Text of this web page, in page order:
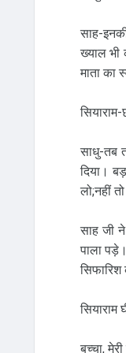
साह-
ख्याल भी
माता का
साधु-तब
दिया।
लो;नहीं
साह जी
पाला
सिफारिश
सियाराम
बच्चा,